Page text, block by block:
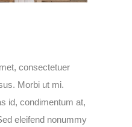
consectetuer
Morbi ut mi.
id, condimentum at,
eleifend nonummy